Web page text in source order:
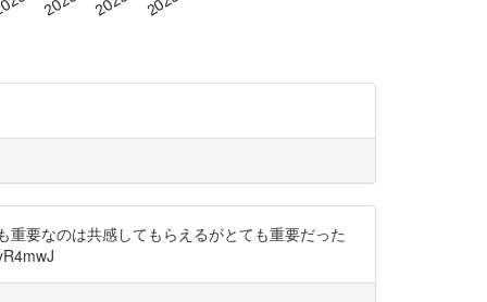
要なのは共感してもらえるがとても重要だった